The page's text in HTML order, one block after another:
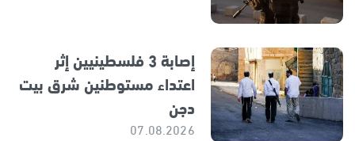
إصابة 3 فلسطينيين إثر
اعتداء مستوطنين شرق بيت
دجن
07.08.2026